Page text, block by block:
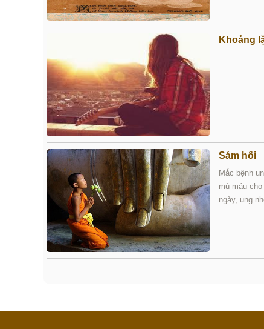
Khoảng
Sám hối
Mắc bệnh
mủ máu
ngày, ung